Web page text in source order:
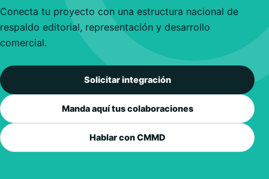
Conecta tu proyecto con una estructura nacional de
respaldo editorial, representación y desarrollo
comercial.
Solicitar integración
Manda aquí tus colaboraciones
Hablar con CMMD